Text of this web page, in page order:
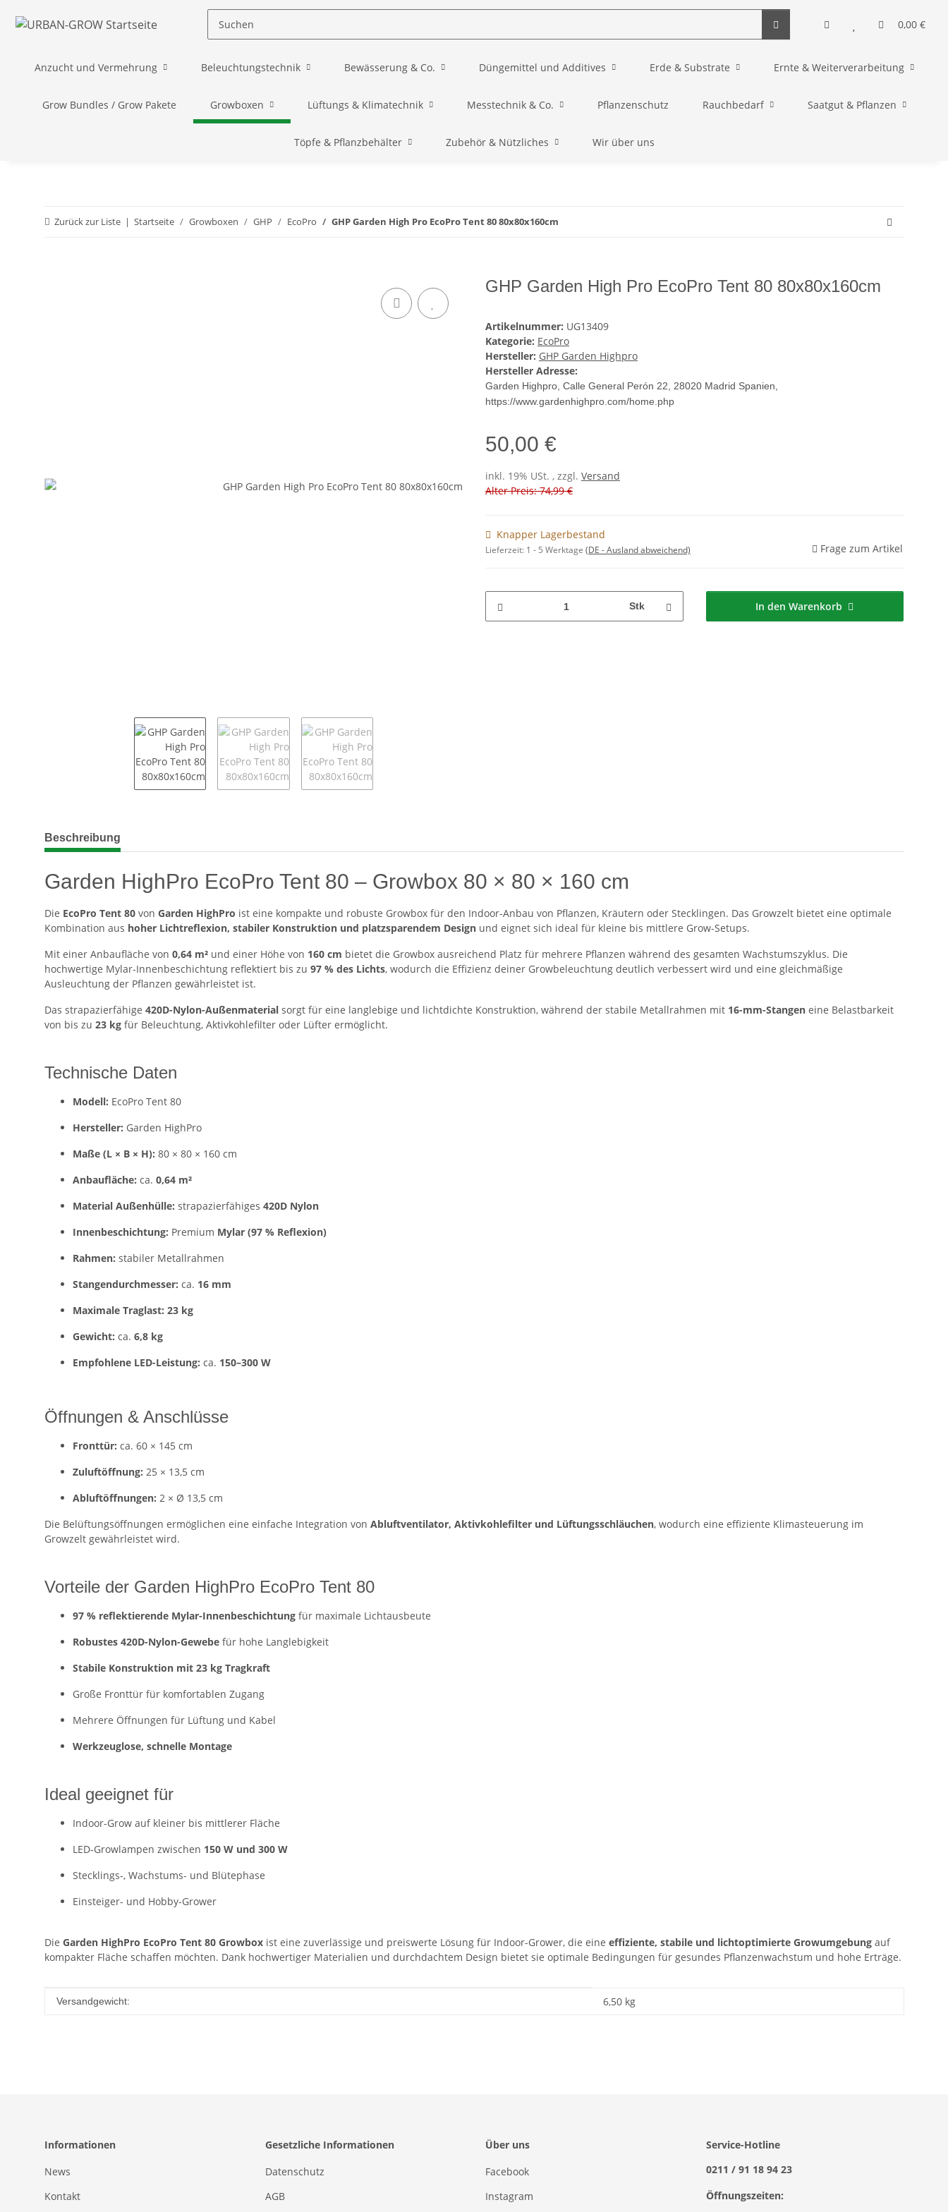
0,00 €
Anzucht und Vermehrung Beleuchtungstechnik Bewässerung & Co. Düngemittel und Additives Erde & Substrate Ernte & Weiterverarbeitung
Grow Bundles / Grow Pakete Growboxen Lüftungs & Klimatechnik Messtechnik & Co. Pflanzenschutz Rauchbedarf Saatgut & Pflanzen
Töpfe & Pflanzbehälter Zubehör & Nützliches Wir über uns
Zurück zur Liste Startseite Growboxen GHP EcoPro GHP Garden High Pro EcoPro Tent 80 80x80x160cm
GHP Garden High Pro EcoPro Tent 80 80x80x160cm
Artikelnummer: UG13409
Kategorie: EcoPro
Hersteller: GHP Garden Highpro
Hersteller Adresse:
Garden Highpro, Calle General Perón 22, 28020 Madrid Spanien,
https://www.gardenhighpro.com/home.php
50,00 €
inkl. 19% USt. , zzgl. Versand
Alter Preis: 74,99 €
Knapper Lagerbestand
Lieferzeit: 1 - 5 Werktage (DE - Ausland abweichend) Frage zum Artikel
Stk In den Warenkorb
weitere Registerkarten anzeigen
Beschreibung
Garden HighPro EcoPro Tent 80 – Growbox 80 × 80 × 160 cm
Die EcoPro Tent 80 von Garden HighPro ist eine kompakte und robuste Growbox für den Indoor-Anbau von Pflanzen, Kräutern oder Stecklingen. Das Growzelt bietet eine optimale
Kombination aus hoher Lichtreflexion, stabiler Konstruktion und platzsparendem Design und eignet sich ideal für kleine bis mittlere Grow-Setups.
Mit einer Anbaufläche von 0,64 m² und einer Höhe von 160 cm bietet die Growbox ausreichend Platz für mehrere Pflanzen während des gesamten Wachstumszyklus. Die
hochwertige Mylar-Innenbeschichtung reflektiert bis zu 97 % des Lichts, wodurch die Effizienz deiner Growbeleuchtung deutlich verbessert wird und eine gleichmäßige
Ausleuchtung der Pflanzen gewährleistet ist.
Das strapazierfähige 420D-Nylon-Außenmaterial sorgt für eine langlebige und lichtdichte Konstruktion, während der stabile Metallrahmen mit 16-mm-Stangen eine Belastbarkeit
von bis zu 23 kg für Beleuchtung, Aktivkohlefilter oder Lüfter ermöglicht.
Technische Daten
Modell: EcoPro Tent 80
Hersteller: Garden HighPro
Maße (L × B × H): 80 × 80 × 160 cm
Anbaufläche: ca. 0,64 m²
Material Außenhülle: strapazierfähiges 420D Nylon
Innenbeschichtung: Premium Mylar (97 % Reflexion)
Rahmen: stabiler Metallrahmen
Stangendurchmesser: ca. 16 mm
Maximale Traglast: 23 kg
Gewicht: ca. 6,8 kg
Empfohlene LED-Leistung: ca. 150–300 W
Öffnungen & Anschlüsse
Fronttür: ca. 60 × 145 cm
Zuluftöffnung: 25 × 13,5 cm
Abluftöffnungen: 2 × Ø 13,5 cm
Die Belüftungsöffnungen ermöglichen eine einfache Integration von Abluftventilator, Aktivkohlefilter und Lüftungsschläuchen, wodurch eine effiziente Klimasteuerung im
Growzelt gewährleistet wird.
Vorteile der Garden HighPro EcoPro Tent 80
97 % reflektierende Mylar-Innenbeschichtung für maximale Lichtausbeute
Robustes 420D-Nylon-Gewebe für hohe Langlebigkeit
Stabile Konstruktion mit 23 kg Tragkraft
Große Fronttür für komfortablen Zugang
Mehrere Öffnungen für Lüftung und Kabel
Werkzeuglose, schnelle Montage
Ideal geeignet für
Indoor-Grow auf kleiner bis mittlerer Fläche
LED-Growlampen zwischen 150 W und 300 W
Stecklings-, Wachstums- und Blütephase
Einsteiger- und Hobby-Grower
Die Garden HighPro EcoPro Tent 80 Growbox ist eine zuverlässige und preiswerte Lösung für Indoor-Grower, die eine effiziente, stabile und lichtoptimierte Growumgebung auf
kompakter Fläche schaffen möchten. Dank hochwertiger Materialien und durchdachtem Design bietet sie optimale Bedingungen für gesundes Pflanzenwachstum und hohe Erträge.
Produkteigenschaft
Wert
Versandgewicht: 6,50 kg
Informationen
News
Kontakt
Gesetzliche Informationen
Datenschutz
AGB
Über uns
Facebook
Instagram
Service-Hotline
0211 / 91 18 94 23
Öffnungszeiten: